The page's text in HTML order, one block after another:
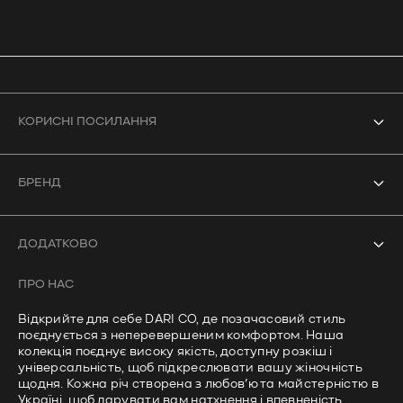
ПРО НАС
Відкрийте для себе DARI CO, де позачасовий стиль
поєднується з неперевершеним комфортом. Наша
колекція поєднує високу якість, доступну розкіш і
універсальність, щоб підкреслювати вашу жіночність
щодня. Кожна річ створена з любов’ю та майстерністю в
Україні, щоб дарувати вам натхнення і впевненість.
КОРИСНІ ПОСИЛАННЯ
Купальники
Лонгсліви
Штани
БРЕНД
ДОДАТКОВО
Політика доставки
Політика приватності
Умови використання